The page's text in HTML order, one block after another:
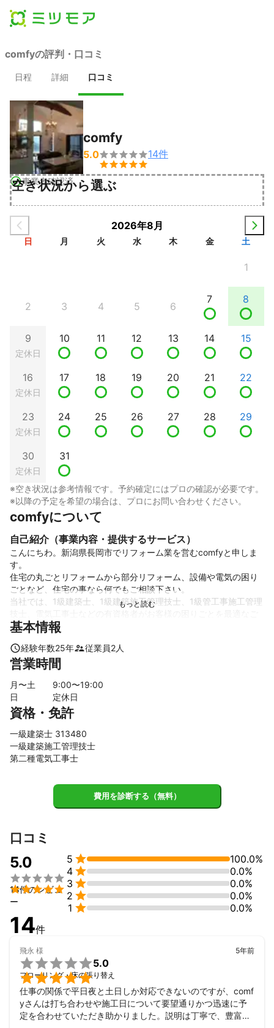
comfyの評判・口コミ
日程 詳細 口コミ
事業者確認済
comfy
5.0

14件
空き状況から選ぶ
2026年8月
日 月 火 水 木 金 土
1
2 3 4 5 6
7 8
9
定休日
10 11 12 13 14 15
16
定休日
17 18 19 20 21 22
23
定休日
24 25 26 27 28 29
30
定休日
31
※空き状況は参考情報です。予約確定にはプロの確認が必要です。
※以降の予定を希望の場合は、プロにお問い合わせください。
comfyについて
自己紹介（事業内容・提供するサービス）
こんにちわ。新潟県長岡市でリフォーム業を営むcomfyと申しま
す。
住宅の丸ごとリフォームから部分リフォーム、設備や電気の困り
ごとなど、住宅の事なら何でもご相談下さい。
当社では、1級建築士、1級建築施工管理技士、1級管工事施工管理
提案と価格で対応させて頂いております。
宜しくお願い致します。
これまでの実績
フォームまで数多くのお客様にご好評頂いております。
アピールポイント
当社では、経験豊富な建築・電気・設備の有資格者がお客様の困
りごとに、最適なアドバイスと共にご相談にのっております。
こんな事相談して良いのかな？と思う事でも何でもお聞かせ下さ
い。
誠心誠意、ご対応させて頂きます。
基本情報
経験年数25年 従業員2人
営業時間
月〜土 9:00〜19:00
日
定休日
資格・免許
一級建築士 313480
一級建築施工管理技士
第二種電気工事士
費用を診断する（無料）
口コミ
5.0


14件のレビュ
ー
5 
100.0%
4 
0.0%
3 
0.0%
2 
0.0%
1  0.0%
14件
飛永 様


5.0
フローリング・床の張り替え
5年前
仕事の関係で平日夜と土日しか対応できないのですが、comf
yさんは打ち合わせや施工日について要望通りかつ迅速に予
定を合わせていただき助かりました。説明は丁寧で、豊富な